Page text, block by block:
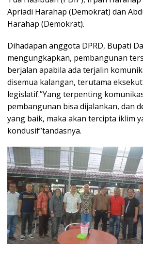
Apriadi Harahap (Demokrat) dan
Harahap (Demokrat).
Dihadapan anggota DPRD, Bupati
mengungkapkan, pembangunan
berjalan apabila ada terjalin
disemua kalangan, terutama
legislatif.”Yang terpenting
pembangunan bisa dijalankan, dan
yang baik, maka akan tercipta iklim
kondusif”tandasnya.